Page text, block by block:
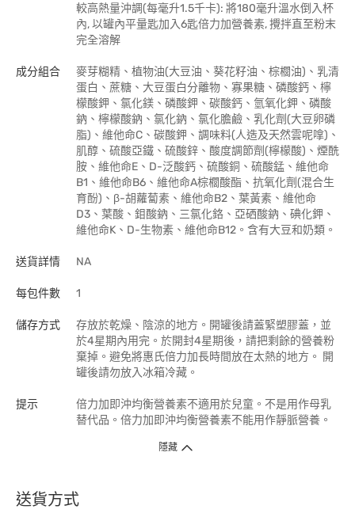
較高熱量沖調(每毫升1.5千卡): 將180毫升溫水倒入杯
內, 以罐內平量匙加入6匙倍力加營養素, 攪拌直至粉末
完全溶解
成分組合
麥芽糊精、植物油(大豆油、葵花籽油、棕櫚油)、乳清
蛋白、蔗糖、大豆蛋白分離物、寡果糖、磷酸鈣、檸
檬酸鉀、氯化鎂、磷酸鉀、碳酸鈣、氫氧化鉀、磷酸
鈉、檸檬酸鈉、氯化鈉、氯化膽鹼、乳化劑(大豆卵磷
脂)、維他命C、碳酸鉀、調味料(人造及天然雲呢嗱)、
肌醇、硫酸亞鐵、硫酸鋅、酸度調節劑(檸檬酸)、煙酰
胺、維他命E、D-泛酸鈣、硫酸銅、硫酸錳、維他命
B1、維他命B6、維他命A棕櫚酸酯、抗氧化劑(混合生
育酚)、β-胡蘿蔔素、維他命B2、葉黃素、維他命
D3、葉酸、鉬酸鈉、三氯化鉻、亞硒酸鈉、碘化鉀、
維他命K、D-生物素、維他命B12。含有大豆和奶類。
送貨詳情 NA
每包件數 1
儲存方式
存放於乾燥、陰涼的地方。開罐後請蓋緊塑膠蓋，並
於4星期內用完。於開封4星期後，請把剩餘的營養粉
棄掉。避免將惠氏倍力加長時間放在太熱的地方。 開
罐後請勿放入冰箱冷藏。
提示
倍力加即沖均衡營養素不適用於兒童。不是用作母乳
替代品。倍力加即沖均衡營養素不能用作靜脈營養。
隱藏
送貨方式